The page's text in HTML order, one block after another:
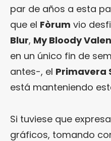
par de años a esta
que el Fòrum vio
Blur, My Bloody
en un único fin de
antes-, el Primavera
está manteniendo
Si tuviese que
gráficos, tomando